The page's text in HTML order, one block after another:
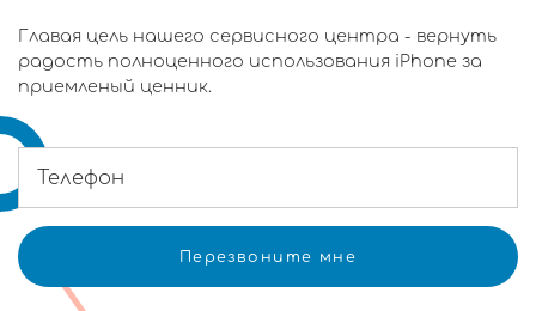
Главая цель нашего сервисного центра - вернуть
радость полноценного использования iPhone за
приемленый ценник.